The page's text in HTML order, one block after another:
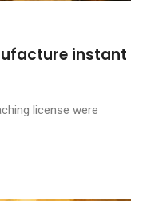
instant
license were